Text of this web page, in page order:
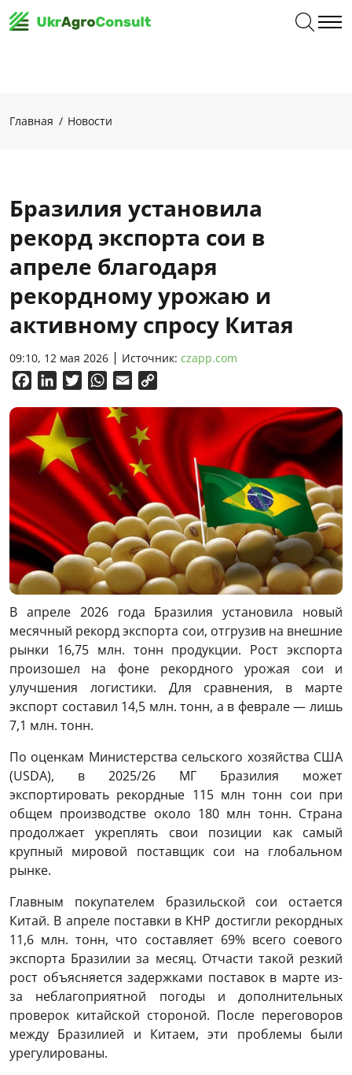
Главная Новости
Бразилия установила
рекорд экспорта сои в
апреле благодаря
рекордному урожаю и
активному спросу Китая
09:10, 12 мая 2026 Источник: czapp.com
FacebookLinkedInTwitterWhatsApp
Email
В апреле 2026 года Бразилия установила новый
месячный рекорд экспорта сои, отгрузив на внешние
рынки 16,75 млн. тонн продукции. Рост экспорта
произошел на фоне рекордного урожая сои и
улучшения логистики. Для сравнения, в марте
экспорт составил 14,5 млн. тонн, а в феврале — лишь
7,1 млн. тонн.
По оценкам Министерства сельского хозяйства США
(USDA), в 2025/26 МГ Бразилия может
экспортировать рекордные 115 млн тонн сои при
общем производстве около 180 млн тонн. Страна
продолжает укреплять свои позиции как самый
крупный мировой поставщик сои на глобальном
рынке.
Главным покупателем бразильской сои остается
Китай. В апреле поставки в КНР достигли рекордных
11,6 млн. тонн, что составляет 69% всего соевого
экспорта Бразилии за месяц. Отчасти такой резкий
рост объясняется задержками поставок в марте из-
за неблагоприятной погоды и дополнительных
проверок китайской стороной. После переговоров
между Бразилией и Китаем, эти проблемы были
урегулированы.